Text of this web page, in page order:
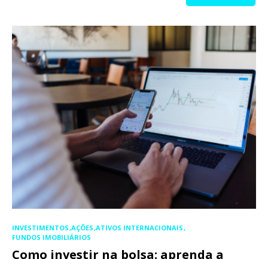
INVESTIMENTOS AÇÕES ATIVOS INTERNACIONAIS
FUNDOS IMOBILIÁRIOS
Como investir na bolsa: aprenda a